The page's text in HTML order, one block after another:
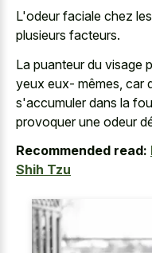
L'odeur faciale chez
plusieurs facteurs.
La puanteur du visage
yeux eux- mêmes, car
s'accumuler dans la
provoquer une odeur
Recommended read:
Shih Tzu